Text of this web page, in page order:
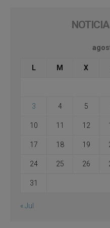
L M X
3 4 5
10 11 12
17 18 19
24 25 26
31
« Jul